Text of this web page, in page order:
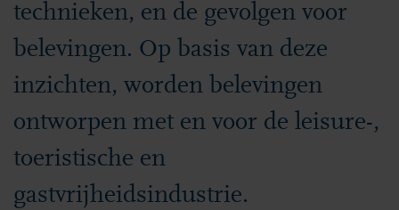
technieken, en de gevolgen voor
belevingen. Op basis van deze
inzichten, worden belevingen
ontworpen met en voor de leisure-,
toeristische en
gastvrijheidsindustrie.